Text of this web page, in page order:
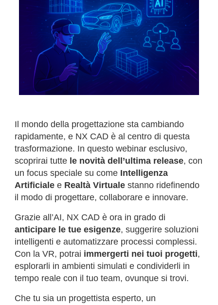
Il mondo della progettazione sta cambiando
rapidamente, e NX CAD è al centro di questa
trasformazione. In questo webinar esclusivo,
scoprirai tutte le novità dell’ultima release, con
un focus speciale su come Intelligenza
Artificiale e Realtà Virtuale stanno ridefinendo
il modo di progettare, collaborare e innovare.
Grazie all’AI, NX CAD è ora in grado di
anticipare le tue esigenze, suggerire soluzioni
intelligenti e automatizzare processi complessi.
Con la VR, potrai immergerti nei tuoi progetti,
esplorarli in ambienti simulati e condividerli in
tempo reale con il tuo team, ovunque si trovi.
Che tu sia un progettista esperto, un